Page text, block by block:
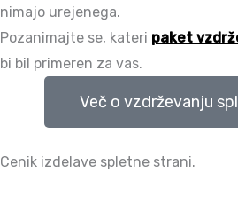
nimajo urejenega.
Pozanimajte se, kateri paket
bi bil primeren za vas.
Več o vzdrževanju
Cenik izdelave spletne strani.